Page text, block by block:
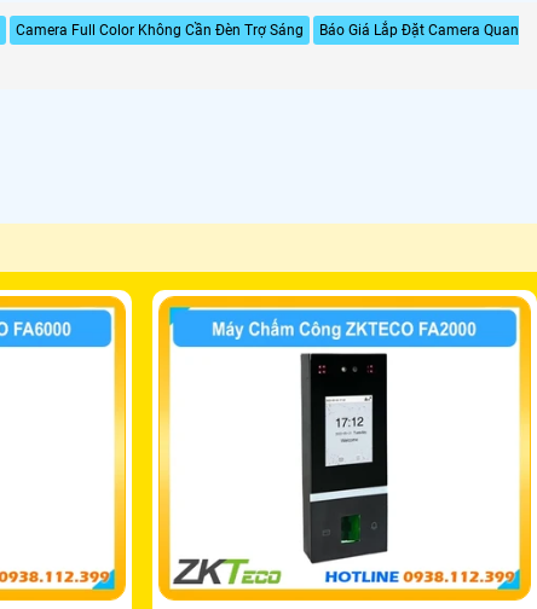
Camera Full Color Không Cần Đèn Trợ Sáng
Báo Giá Lắp Đặt Camera Quan